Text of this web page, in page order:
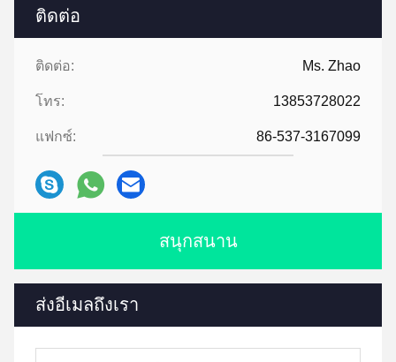
ติดต่อ
ติดต่อ: Ms. Zhao
โทร: 13853728022
แฟกซ์: 86-537-3167099
สนุกสนาน
ส่งอีเมลถึงเรา